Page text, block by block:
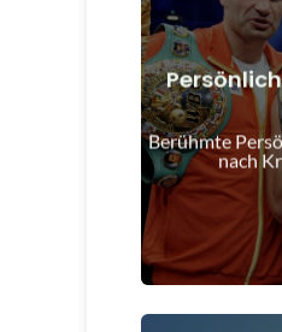
Berühmte
nach